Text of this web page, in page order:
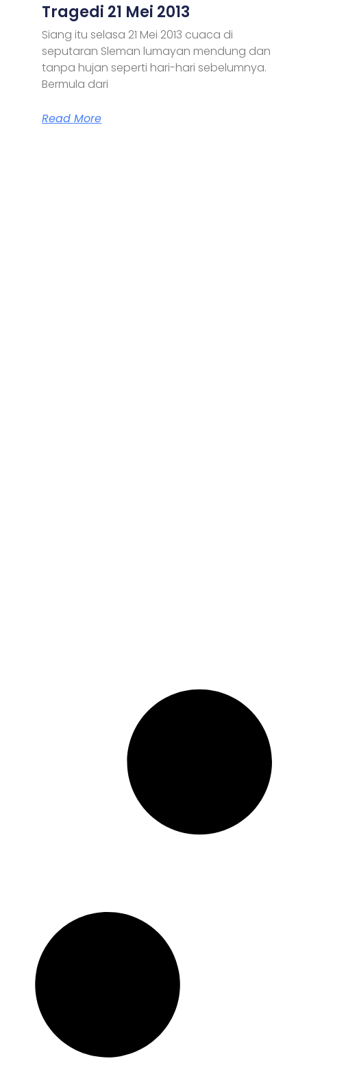
Tragedi 21 Mei 2013
Siang itu selasa 21 Mei 2013 cuaca di
seputaran Sleman lumayan mendung dan
tanpa hujan seperti hari-hari sebelumnya.
Bermula dari
Read More